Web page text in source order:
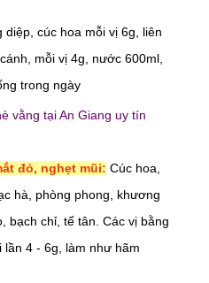
diệp, cúc hoa mỗi vị 6g, liên
mỗi vị 4g, nước 600ml,
trong ngày
đỏ, nghẹt mũi: Cúc hoa,
hà, phòng phong, khương
bạch chỉ, tế tân. Các vị bằng
lần 4 - 6g, làm như hãm